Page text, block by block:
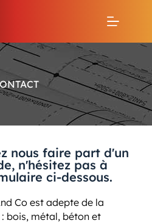
nous faire part d'un
n'hésitez pas à
ci-dessous.
Coest adepte de la
bois, métal, béton et